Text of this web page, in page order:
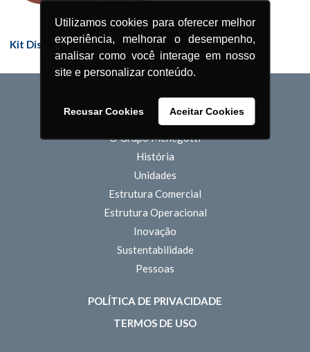
Utilizamos cookies para oferecer melhor
experiência, melhorar o desempenho,
analisar como você interage em nosso
site e personalizar conteúdo.
Recusar Cookies Aceitar Cookies
Kit Disco de Lixa 225 mm • 6
Furos
QUEM SOMOS
O Grupo Menegotti
História
Unidades
Estrutura Comercial
Estrutura Operacional
Inovação
Sustentabilidade
Pessoas
POLÍTICA DE PRIVACIDADE
TERMOS DE USO